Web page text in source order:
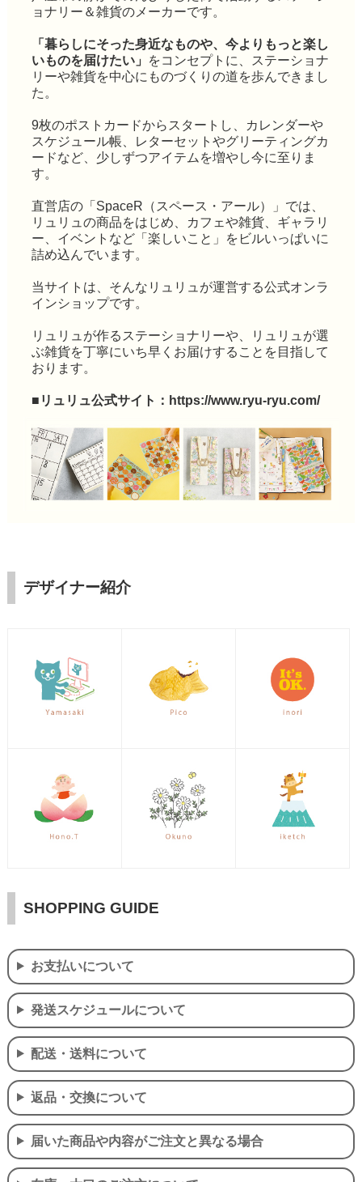
ョナリー＆雑貨のメーカーです。
「暮らしにそった身近なものや、今よりもっと楽し
いものを届けたい」
をコンセプトに、ステーショナ
リーや雑貨を中心にものづくりの道を歩んできまし
た。
9枚のポストカードからスタートし、カレンダーや
スケジュール帳、レターセットやグリーティングカ
ードなど、少しずつアイテムを増やし今に至りま
す。
直営店の「SpaceR（スペース・アール）」では、
リュリュの商品をはじめ、カフェや雑貨、ギャラリ
ー、イベントなど「楽しいこと」をビルいっぱいに
詰め込んでいます。
当サイトは、そんなリュリュが運営する公式オンラ
インショップです。
リュリュが作るステーショナリーや、リュリュが選
ぶ雑貨を丁寧にいち早くお届けすることを目指して
おります。
■リュリュ公式サイト： https://www.ryu-ryu.com/
デザイナー紹介
SHOPPING GUIDE
お支払いについて
発送スケジュールについて
配送・送料について
返品・交換について
届いた商品や内容がご注文と異なる場合